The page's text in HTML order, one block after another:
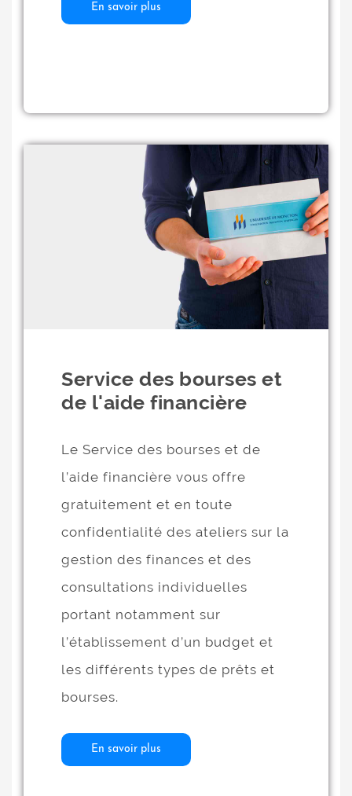
En savoir plus
Service des bourses et
de l'aide financière
Le Service des bourses et de
l’aide financière vous offre
gratuitement et en toute
confidentialité des ateliers sur la
gestion des finances et des
consultations individuelles
portant notamment sur
l’établissement d’un budget et
les différents types de prêts et
bourses.
En savoir plus